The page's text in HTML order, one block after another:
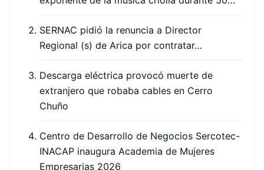
SERNAC pidió la renuncia a Director
Regional (s) de Arica por contratar…
Descarga eléctrica provocó muerte de
extranjero que robaba cables en Cerro
Chuño
Centro de Desarrollo de Negocios Sercotec-
INACAP inaugura Academia de Mujeres
Empresarias 2026